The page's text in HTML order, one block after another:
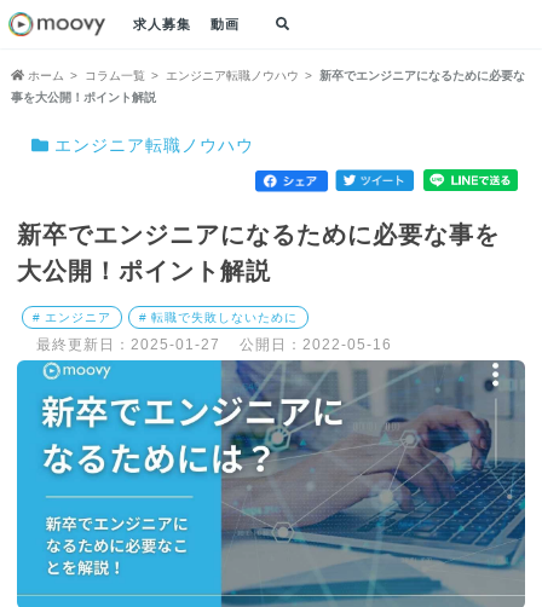
求人募集 動画
ホーム コラム一覧 エンジニア転職ノウハウ
新卒でエンジニアになるために必要な
事を大公開！ポイント解説
エンジニア転職ノウハウ
新卒でエンジニアになるために必要な事を
大公開！ポイント解説
# エンジニア # 転職で失敗しないために
最終更新日：2025-01-27 公開日：2022-05-16